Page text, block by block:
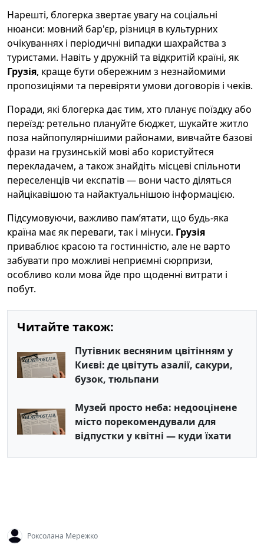
Нарешті, блогерка звертає увагу на соціальні
нюанси: мовний бар'єр, різниця в культурних
очікуваннях і періодичні випадки шахрайства з
туристами. Навіть у дружній та відкритій країні, як
Грузія, краще бути обережним з незнайомими
пропозиціями та перевіряти умови договорів і чеків.
Поради, які блогерка дає тим, хто планує поїздку або
переїзд: ретельно плануйте бюджет, шукайте житло
поза найпопулярнішими районами, вивчайте базові
фрази на грузинській мові або користуйтеся
перекладачем, а також знайдіть місцеві спільноти
переселенців чи експатів — вони часто діляться
найцікавішою та найактуальнішою інформацією.
Підсумовуючи, важливо пам’ятати, що будь-яка
країна має як переваги, так і мінуси. Грузія
приваблює красою та гостинністю, але не варто
забувати про можливі неприємні сюрпризи,
особливо коли мова йде про щоденні витрати і
побут.
Читайте також:
Путівник весняним цвітінням у
Києві: де цвітуть азалії, сакури,
бузок, тюльпани
Музей просто неба: недооцінене
місто порекомендували для
відпустки у квітні — куди їхати
Роксолана Мережко